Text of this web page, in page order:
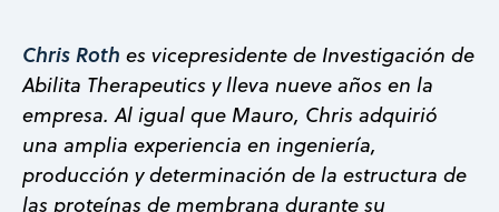
Chris Roth es vicepresidente de Investigación de
Abilita Therapeutics y lleva nueve años en la
empresa. Al igual que Mauro, Chris adquirió
una amplia experiencia en ingeniería,
producción y determinación de la estructura de
las proteínas de membrana durante su